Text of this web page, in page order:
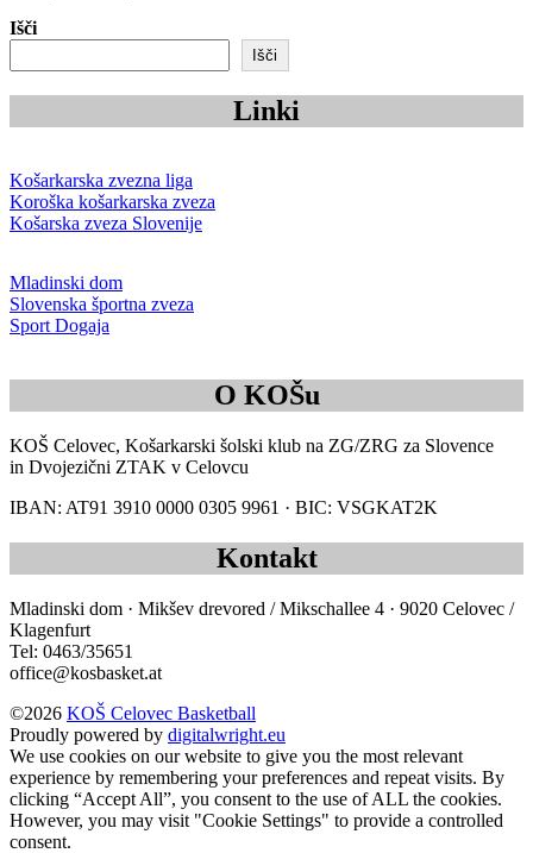
Išči
Išči
Linki
Košarkarska zvezna liga
Koroška košarkarska zveza
Košarska zveza Slovenije
Mladinski dom
Slovenska športna zveza
Sport Dogaja
O KOŠu
KOŠ Celovec, Košarkarski šolski klub na ZG/ZRG za Slovence
in Dvojezični ZTAK v Celovcu
IBAN: AT91 3910 0000 0305 9961 · BIC: VSGKAT2K
Kontakt
Mladinski dom · Mikšev drevored / Mikschallee 4 · 9020 Celovec /
Klagenfurt
Tel: 0463/35651
office@kosbasket.at
©2026 KOŠ Celovec Basketball
Proudly powered by digitalwright.eu
We use cookies on our website to give you the most relevant
experience by remembering your preferences and repeat visits. By
clicking “Accept All”, you consent to the use of ALL the cookies.
However, you may visit "Cookie Settings" to provide a controlled
consent.